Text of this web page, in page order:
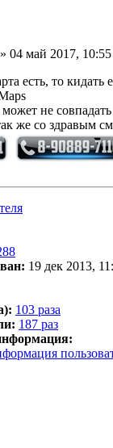
» 04 май 2017, 10:55
есть, то кидать
не
же со здравым
19 дек 2013,
103 раза
187 раз